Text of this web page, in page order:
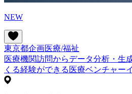
NEW
東京都企画医療/福祉
医療機関訪問からデータ分析・生
くる経験ができる医療ベンチャー